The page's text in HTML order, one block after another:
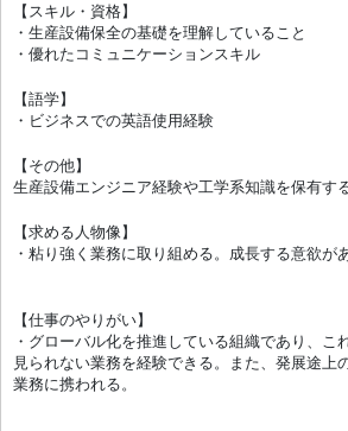
【スキル・資格】
・生産設備保全の基礎を理解していること
・優れたコミュニケーションスキル
【語学】
・ビジネスでの英語使用経験
【その他】
生産設備エンジニア経験や工学系知識を保有す
【求める人物像】
・粘り強く業務に取り組める。成⾧する意欲が
【仕事のやりがい】
・グローバル化を推進している組織であり、こ
見られない業務を経験できる。また、発展途上
業務に携われる。